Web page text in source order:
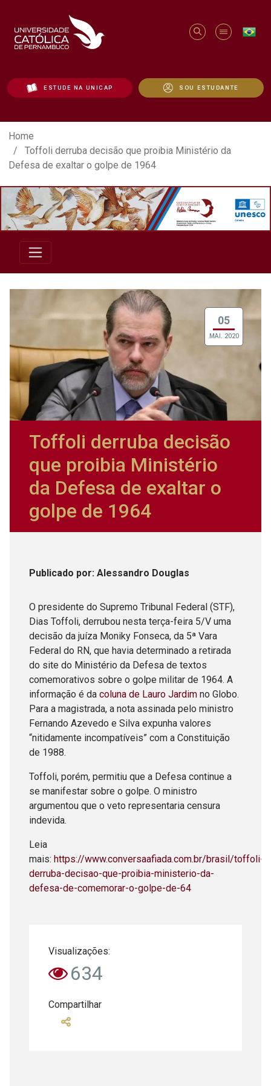
ESTUDE NA UNICAP SOU ESTUDANTE
Toffoli derruba decisão que proibia
Home
Toffoli derruba decisão que proibia Ministério da
Defesa de exaltar o golpe de 1964
05
MAI. 2020
Toffoli derruba decisão
que proibia Ministério
da Defesa de exaltar o
golpe de 1964
Publicado por: Alessandro Douglas
O presidente do Supremo Tribunal Federal (STF),
Dias Toffoli, derrubou nesta terça-feira 5/V uma
decisão da juíza Moniky Fonseca, da 5ª Vara
Federal do RN, que havia determinado a retirada
do site do Ministério da Defesa de textos
comemorativos sobre o golpe militar de 1964. A
informação é da coluna de Lauro Jardim no Globo.
Para a magistrada, a nota assinada pelo ministro
Fernando Azevedo e Silva expunha valores
“nitidamente incompatíveis” com a Constituição
de 1988.
Toffoli, porém, permitiu que a Defesa continue a
se manifestar sobre o golpe. O ministro
argumentou que o veto representaria censura
indevida.
Leia
mais: https://www.conversaafiada.com.br/brasil/toffoli-
derruba-decisao-que-proibia-ministerio-da-
defesa-de-comemorar-o-golpe-de-64
Visualizações:
634
Compartilhar